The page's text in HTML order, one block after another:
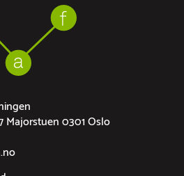
Majorstuen 0301 Oslo